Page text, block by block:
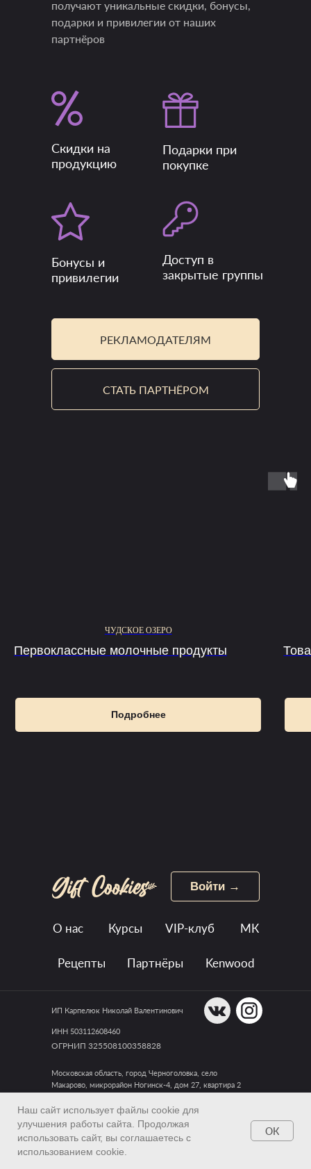
получают уникальные скидки, бонусы,
подарки и привилегии от наших
партнёров
РЕКЛАМОДАТЕЛЯМ
СТАТЬ ПАРТНЁРОМ
Скидки на
продукцию
Бонусы и
привилегии
Подарки при
покупке
Доступ в
закрытые группы
ЧУДСКОЕ ОЗЕРО
Первоклассные молочные продукты
Подробнее
Наш сайт использует файлы cookie для
улучшения работы сайта. Продолжая
использовать сайт, вы соглашаетесь с
использованием cookie.
ОК
О нас Курсы VIP-клуб МК
Рецепты Партнёры Kenwood
ИП Карпелюк Николай Валентинович
ИНН 503112608460
ОГРНИП 325508100358828
Московская область, город Черноголовка, село
Макарово, микрорайон Ногинск-4, дом 27, квартира 2
Обратиться в техподдержку
Публичная оферта
Войти →